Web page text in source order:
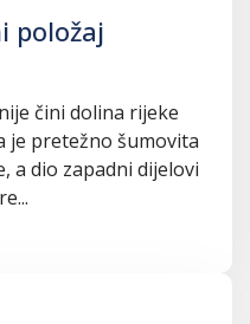
položaj
čini dolina rijeke
je pretežno šumovita
a dio zapadni dijelovi